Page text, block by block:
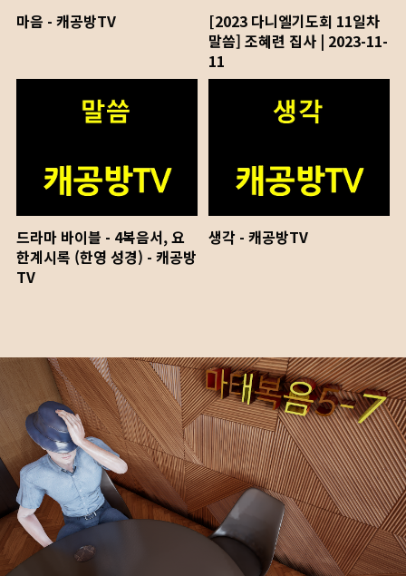
마음 - 캐공방TV
[2023 다니엘기도회 11일차
말씀] 조혜련 집사 | 2023-11-
11
드라마 바이블 - 4복음서, 요
한계시록 (한영 성경) - 캐공방
TV
생각 - 캐공방TV